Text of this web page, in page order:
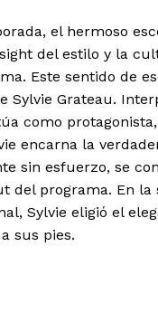
el hermoso
del estilo y la
Este sentido de
Sylvie Grateau.
como
encarna la
sin esfuerzo, se
del programa. En
Sylvie eligió el
sus pies.